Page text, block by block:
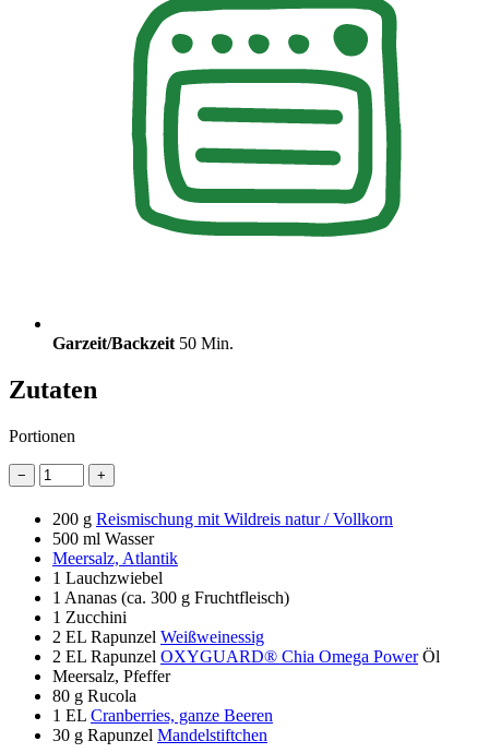
Garzeit/Backzeit 50 Min.
Zutaten
Portionen
− +
200 g Reismischung mit Wildreis natur / Vollkorn
500 ml Wasser
Meersalz, Atlantik
1 Lauchzwiebel
1 Ananas (ca. 300 g Fruchtfleisch)
1 Zucchini
2 EL Rapunzel Weißweinessig
2 EL Rapunzel OXYGUARD® Chia Omega PowerÖl
Meersalz, Pfeffer
80 g Rucola
1 EL Cranberries, ganze Beeren
30 g Rapunzel Mandelstiftchen